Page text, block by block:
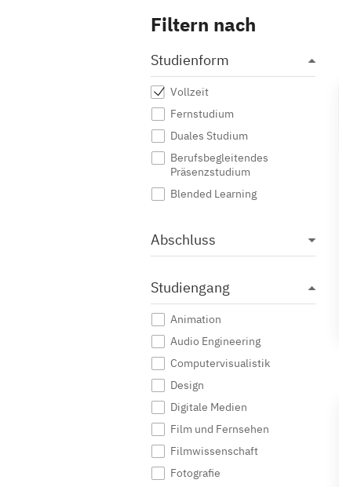
Filtern nach
Studienform
Vollzeit
Fernstudium
Duales Studium
Berufsbegleitendes
Präsenzstudium
Blended Learning
Abschluss
Studiengang
Animation
Audio Engineering
Computervisualistik
Design
Digitale Medien
Film und Fernsehen
Filmwissenschaft
Fotografie